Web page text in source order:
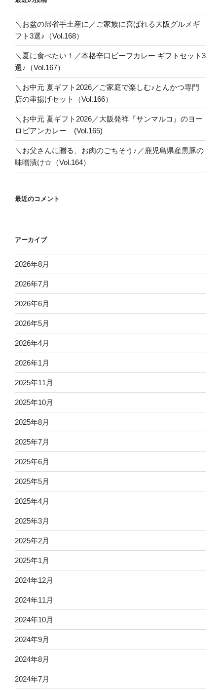
＼お盆の帰省手土産に／ご家族に喜ばれる大阪グルメギ
フト3選♪（Vol.168）
＼夏に食べたい！／本格辛口ビーフカレー ギフトセット3
選♪（Vol.167）
＼お中元 夏ギフト2026／ご家庭で楽しむ♪とんかつ専門
店の串揚げセット（Vol.166）
＼お中元 夏ギフト2026／大阪発祥『サンマルコ』のヨー
ロピアンカレー (Vol.165)
＼お父さんに贈る、お肉のごちそう♪／鹿児島県産黒豚の
味噌漬け☆（Vol.164）
最近のコメント
アーカイブ
2026年8月
2026年7月
2026年6月
2026年5月
2026年4月
2026年1月
2025年11月
2025年10月
2025年8月
2025年7月
2025年6月
2025年5月
2025年4月
2025年3月
2025年2月
2025年1月
2024年12月
2024年11月
2024年10月
2024年9月
2024年8月
2024年7月